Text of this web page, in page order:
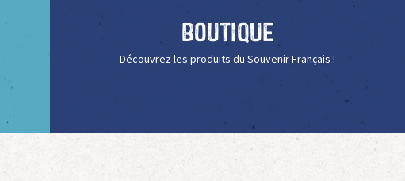
Boutique
Découvrez les produits du Souvenir Français !